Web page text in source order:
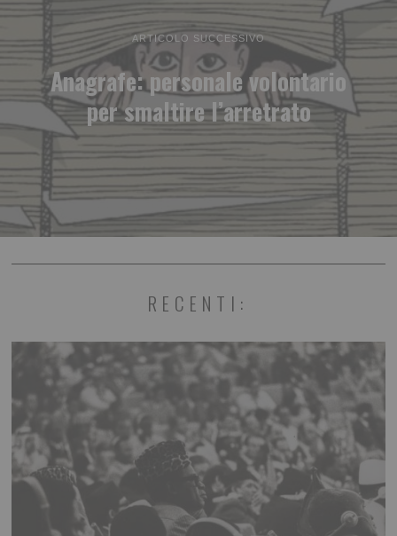
ARTICOLO SUCCESSIVO
Anagrafe: personale volontario
per smaltire l’arretrato
RECENTI: